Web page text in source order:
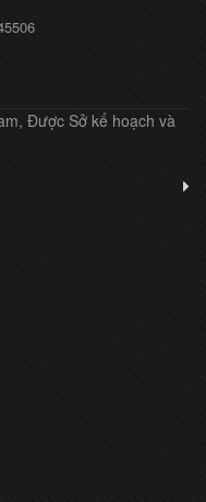
Được Sở kế hoạch và